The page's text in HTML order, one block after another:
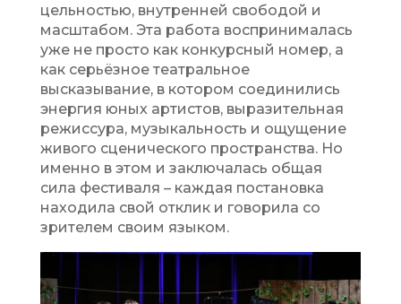
цельностью, внутренней свободой и
масштабом. Эта работа воспринималась
уже не просто как конкурсный номер, а
как серьёзное театральное
высказывание, в котором соединились
энергия юных артистов, выразительная
режиссура, музыкальность и ощущение
живого сценического пространства. Но
именно в этом и заключалась общая
сила фестиваля – каждая постановка
находила свой отклик и говорила со
зрителем своим языком.